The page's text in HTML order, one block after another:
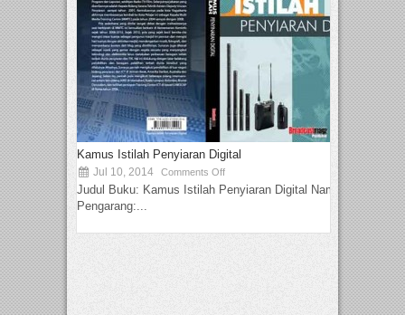
Kamus Istilah Penyiaran Digital
Jul 10, 2014 Comments Off
Judul Buku: Kamus Istilah Penyiaran Digital Nama
Pengarang:...